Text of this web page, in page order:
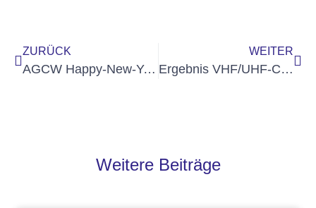
ZURÜCK
AGCW Happy-New-Year-Contest
WEITER
Ergebnis VHF/UHF-Contest Januar veröffentlicht
Weitere Beiträge